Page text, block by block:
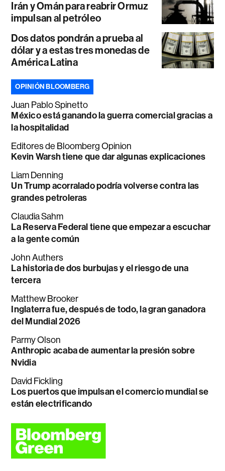
Irán y Omán para reabrir Ormuz
impulsan al petróleo
Dos datos pondrán a prueba al
dólar y a estas tres monedas de
América Latina
OPINIÓN BLOOMBERG
Juan Pablo Spinetto
México está ganando la guerra comercial gracias a
la hospitalidad
Editores de Bloomberg Opinion
Kevin Warsh tiene que dar algunas explicaciones
Liam Denning
Un Trump acorralado podría volverse contra las
grandes petroleras
Claudia Sahm
La Reserva Federal tiene que empezar a escuchar
a la gente común
John Authers
La historia de dos burbujas y el riesgo de una
tercera
Matthew Brooker
Inglaterra fue, después de todo, la gran ganadora
del Mundial 2026
Parmy Olson
Anthropic acaba de aumentar la presión sobre
Nvidia
David Fickling
Los puertos que impulsan el comercio mundial se
están electrificando